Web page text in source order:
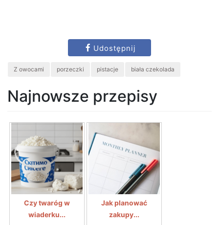
Udostępnij
Z owocami porzeczki pistacje biała czekolada
Najnowsze przepisy
Czy twaróg w
wiaderku...
Jak planować
zakupy...